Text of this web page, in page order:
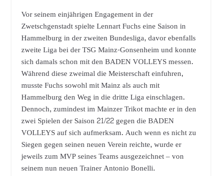
Vor seinem einjährigen Engagement in der
Zwetschgenstadt spielte Lennart Fuchs eine Saison in
Hammelburg in der zweiten Bundesliga, davor ebenfalls
zweite Liga bei der TSG Mainz-Gonsenheim und konnte
sich damals schon mit den BADEN VOLLEYS messen.
Während diese zweimal die Meisterschaft einfuhren,
musste Fuchs sowohl mit Mainz als auch mit
Hammelburg den Weg in die dritte Liga einschlagen.
Dennoch, zumindest im Mainzer Trikot machte er in den
zwei Spielen der Saison 21/22 gegen die BADEN
VOLLEYS auf sich aufmerksam. Auch wenn es nicht zu
Siegen gegen seinen neuen Verein reichte, wurde er
jeweils zum MVP seines Teams ausgezeichnet – von
seinem nun neuen Trainer Antonio Bonelli.